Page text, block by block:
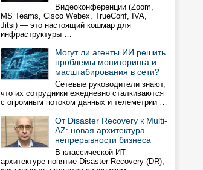
Видеоконференции (Zoom,
MS Teams, Cisco Webex, TrueConf, IVA,
Jitsi) — это настоящий кошмар для
инфраструктуры …
Могут ли агенты ИИ решить
проблемы мониторинга и
масштабирования в сети?
Сетевые руководители знают,
что их сотрудники ежедневно сталкиваются
с огромным потоком данных и телеметрии …
От Disaster Recovery к Multi-
AZ: новая архитектура
непрерывности бизнеса
В классической ИТ-
архитектуре понятие Disaster Recovery (DR),